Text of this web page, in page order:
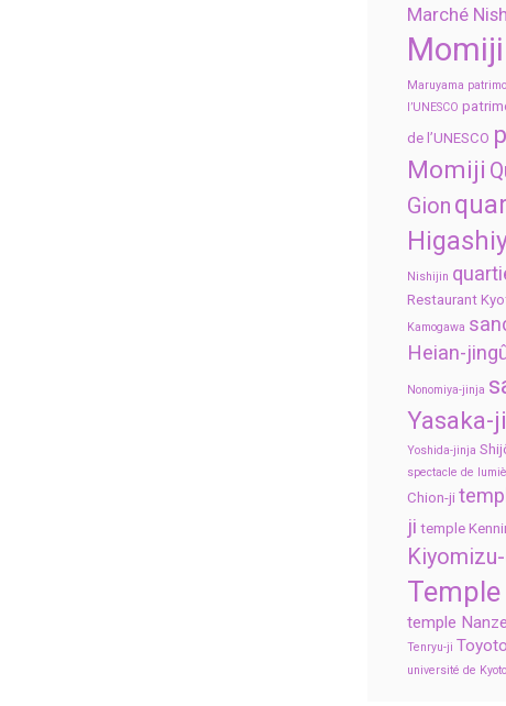
Marché
Momiji
Maruyama
l’UNESCO
de l’UNESCO
Momiji
Gion
Nishijin
Restaurant
Kamogawa
Heian-
Nonomiya-jinja
Yasaka-
Yoshida-jinja
spectacle de
Chion-ji
ji temple
temple
Tenryu-ji
université de Kyoto